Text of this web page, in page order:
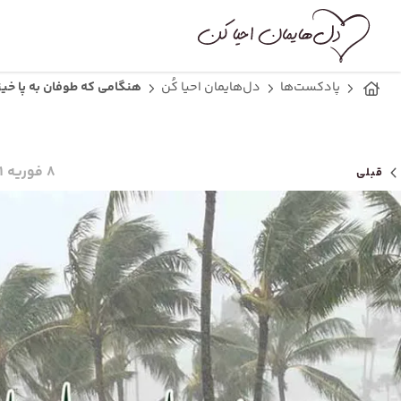
پادکست‌ها دل‌هایمان احیا کُن هنگامی که طوفان به پا
قبلی ۸ فوریه ۲۰۲۱